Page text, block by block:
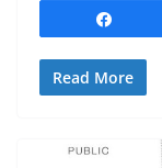
Read More